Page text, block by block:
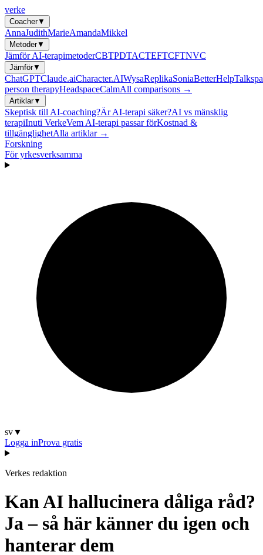
verke
Coacher▼
AnnaJudithMarieAmandaMikkel
Metoder▼
Jämför AI-terapimetoderCBTPDTACTEFTCFTNVC
Jämför▼
ChatGPTClaude.aiCharacter.AIWysaReplikaSoniaBetterHelp
person therapyHeadspaceCalmAll comparisons →
Artiklar▼
Skeptisk till AI-coaching?Är AI-terapi säker?AI vs mänsklig
terapiInuti VerkeVem AI-terapi passar förKostnad &
tillgänglighetAlla artiklar →
Forskning
För yrkesverksamma
sv▼
Logga inProva gratis
Verkes redaktion
Kan AI hallucinera dåliga råd?
Ja – så här känner du igen och
hanterar dem